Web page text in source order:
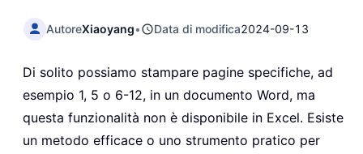
AutoreXiaoyang• Data di modifica2024-09-13
Di solito possiamo stampare pagine specifiche, ad
esempio 1, 5 o 6-12, in un documento Word, ma
questa funzionalità non è disponibile in Excel. Esiste
un metodo efficace o uno strumento pratico per